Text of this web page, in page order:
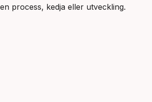
process, kedja eller utveckling.